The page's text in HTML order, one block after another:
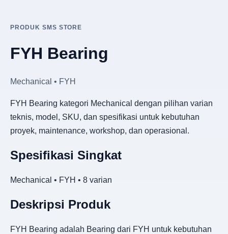
PRODUK SMS STORE
FYH Bearing
Mechanical • FYH
FYH Bearing kategori Mechanical dengan pilihan varian
teknis, model, SKU, dan spesifikasi untuk kebutuhan
proyek, maintenance, workshop, dan operasional.
Spesifikasi Singkat
Mechanical • FYH • 8 varian
Deskripsi Produk
FYH Bearing adalah Bearing dari FYH untuk kebutuhan